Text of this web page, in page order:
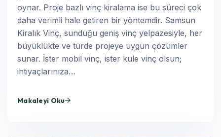
oynar. Proje bazlı vinç kiralama ise bu süreci çok
daha verimli hale getiren bir yöntemdir. Samsun
Kiralık Vinç, sunduğu geniş vinç yelpazesiyle, her
büyüklükte ve türde projeye uygun çözümler
sunar. İster mobil vinç, ister kule vinç olsun;
ihtiyaçlarınıza…
Makaleyi Oku